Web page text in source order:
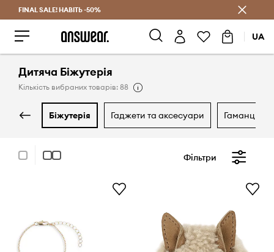
Заощаджуй з Answear Club
FINAL SALE! НАВІТЬ -50%
UA
Дитяча Біжутерія
Кількість вибраних товарів: 88
біжутерія гаджети та аксесуари гаманці
Фільтри